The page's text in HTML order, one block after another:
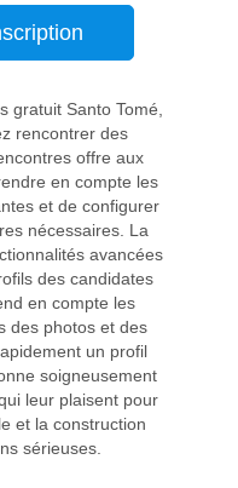
gratuit Santo Tomé,
rencontrer des
offre aux
en compte les
et de configurer
nécessaires. La
avancées
des candidates
en compte les
des photos et des
un profil
soigneusement
leur plaisent pour
et la construction
sérieuses.